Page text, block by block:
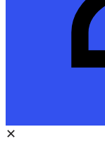
✕